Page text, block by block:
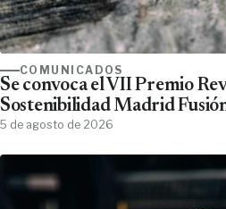
COMUNICADOS
Se convoca el VII Premio
Sostenibilidad Madrid
5 de agosto de 2026